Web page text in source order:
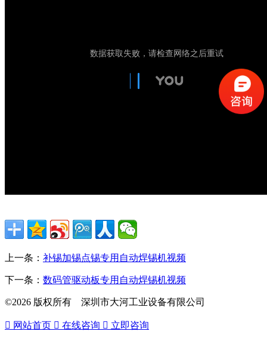
上一条： 补锡加锡点锡专用自动焊锡机视频
下一条： 数码管驱动板专用自动焊锡机视频
©2026 版权所有 深圳市大河工业设备有限公司
 网站首页  在线咨询  立即咨询